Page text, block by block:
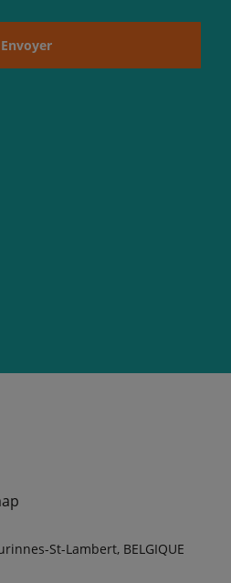
Envoyer
St-Lambert, BELGIQUE